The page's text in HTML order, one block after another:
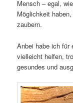
Mensch – egal,
Möglichkeit
zaubern.
Anbei habe ich für
vielleicht helfen,
gesundes und